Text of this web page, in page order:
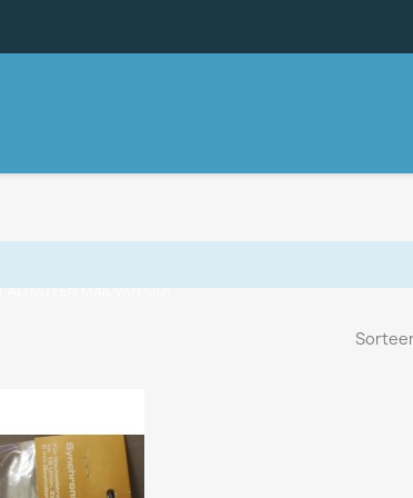
ALTIJD EEN MAIL VAN MIJ!